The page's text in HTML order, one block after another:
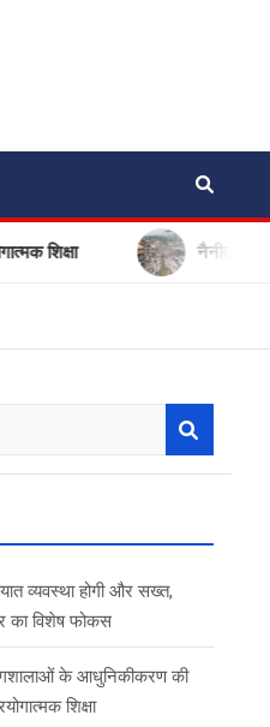
नैनीताल और मसूरी में
व्यवस्था होगी और सख्त,
का विशेष फोकस
के आधुनिकीकरण की
शिक्षा